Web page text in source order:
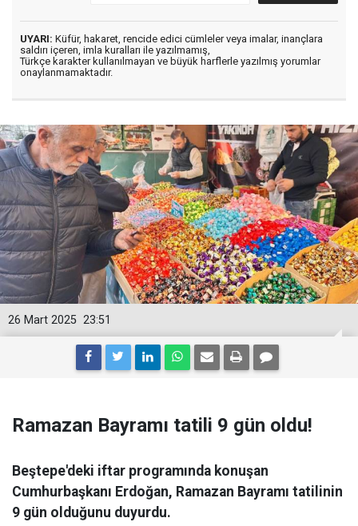
UYARI: Küfür, hakaret, rencide edici cümleler veya imalar, inançlara
saldırı içeren, imla kuralları ile yazılmamış,
Türkçe karakter kullanılmayan ve büyük harflerle yazılmış yorumlar
onaylanmamaktadır.
23:51
26 Mart 2025
Ramazan Bayramı tatili 9 gün oldu!
Beştepe'deki iftar programında konuşan
Cumhurbaşkanı Erdoğan, Ramazan Bayramı tatilinin
9 gün olduğunu duyurdu.